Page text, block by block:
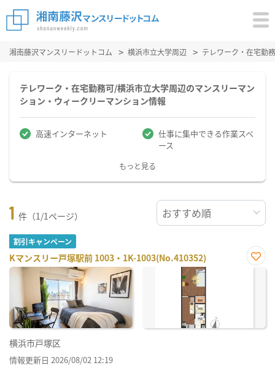
湘南藤沢マンスリードットコム 横浜市立大学周辺 テレワーク・在宅勤
テレワーク・在宅勤務可/横浜市立大学周辺のマンスリーマン
ション・ウィークリーマンション情報
高速インターネット
仕事に集中できる作業スペ
ース
もっと見る
1 件（1/1ページ）
割引キャンペーン
Kマンスリー戸塚駅前 1003・1K-1003(No.410352)
お気
横浜市戸塚区
情報更新日 2026/08/02 12:19